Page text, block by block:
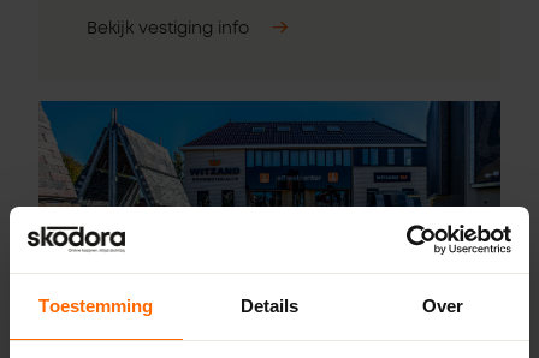
Toestemming Details Over
Bekijk vestiging info